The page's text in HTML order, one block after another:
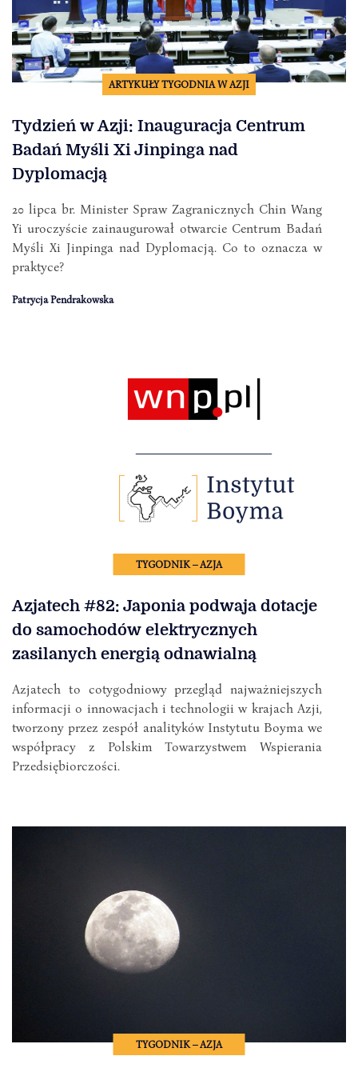
ARTYKUŁY TYGODNIA W AZJI
Tydzień w Azji: Inauguracja Centrum
Badań Myśli Xi Jinpinga nad
Dyplomacją
20 lipca br. Minister Spraw Zagranicznych Chin Wang
Yi uroczyście zainaugurował otwarcie Centrum Badań
Myśli Xi Jinpinga nad Dyplomacją. Co to oznacza w
praktyce?
Patrycja Pendrakowska
TYGODNIK – AZJA
Azjatech #82: Japonia podwaja dotacje
do samochodów elektrycznych
zasilanych energią odnawialną
Azjatech to cotygodniowy przegląd najważniejszych
informacji o innowacjach i technologii w krajach Azji,
tworzony przez zespół analityków Instytutu Boyma we
współpracy z Polskim Towarzystwem Wspierania
Przedsiębiorczości.
TYGODNIK – AZJA